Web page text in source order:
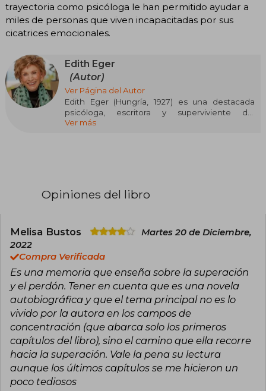
trayectoria como psicóloga le han permitido ayudar a
miles de personas que viven incapacitadas por sus
cicatrices emocionales.
Edith Eger
(Autor)
Ver Página del Autor
Edith Eger (Hungría, 1927) es una destacada
psicóloga, escritora y superviviente del
Holocausto. En 1944, siendo una adolescente,
autor de "El hombre en busca de sentido".
California.
Su obra literaria incluye los libros "La bailarina de
Auschwitz" (2018), un testimonio desgarrador y
esperanzador sobre su experiencia en los
campos de concentración, y "En Auschwitz no
había Prozac" (2020), donde combina su
experiencia personal con estrategias
terapéuticas para sanar el trauma. Ha sido
protagonista de documentales y fue elegida
para dar el discurso de homenaje a Viktor Frankl
en su noventa aniversario, durante la
Conferencia Internacional de Logoterapia.
Ver más
Opiniones del libro
Melisa Bustos
Martes 20 de Diciembre,
2022
Compra Verificada
Es una memoria que enseña sobre la superación
y el perdón. Tener en cuenta que es una novela
autobiográfica y que el tema principal no es lo
vivido por la autora en los campos de
concentración (que abarca solo los primeros
capítulos del libro), sino el camino que ella recorre
hacia la superación. Vale la pena su lectura
aunque los últimos capítulos se me hicieron un
poco tediosos